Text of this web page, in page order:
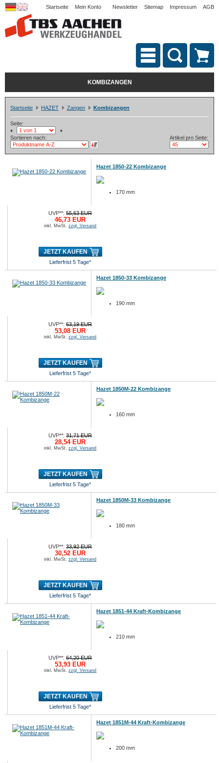
Startseite Mein Konto Newsletter Sitemap Impressum AGB
KOMBIZANGEN
Startseite HAZET Zangen Kombizangen
Seite:
Sortieren nach: Artikel pro Seite:
Hazet 1850-22 Kombizange
170 mm
UVP**:55,63 EUR
46,73 EUR
inkl. MwSt.zzgl. Versand
JETZT KAUFEN
Lieferfrist 5 Tage*
Hazet 1850-33 Kombizange
190 mm
UVP**:63,19 EUR
53,08 EUR
inkl. MwSt.zzgl. Versand
JETZT KAUFEN
Lieferfrist 5 Tage*
Hazet 1850M-22 Kombizange
160 mm
UVP**:31,71 EUR
28,54 EUR
inkl. MwSt.zzgl. Versand
JETZT KAUFEN
Lieferfrist 5 Tage*
Hazet 1850M-33 Kombizange
180 mm
UVP**:33,92 EUR
30,52 EUR
inkl. MwSt.zzgl. Versand
JETZT KAUFEN
Lieferfrist 5 Tage*
Hazet 1851-44 Kraft-Kombizange
210 mm
UVP**:64,20 EUR
53,93 EUR
inkl. MwSt.zzgl. Versand
JETZT KAUFEN
Lieferfrist 5 Tage*
Hazet 1851M-44 Kraft-Kombizange
200 mm